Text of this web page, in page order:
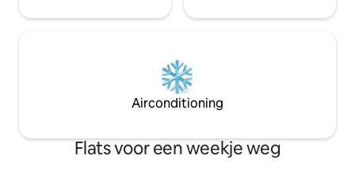
Airconditioning
Flats voor een weekje weg